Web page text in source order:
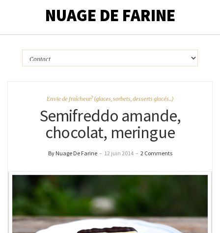
NUAGE DE FARINE
Envie de fraîcheur? (glaces, sorbets, desserts glacés...)
Semifreddo amande,
chocolat, meringue
By Nuage De Farine – 12 juin 2014 – 2 Comments